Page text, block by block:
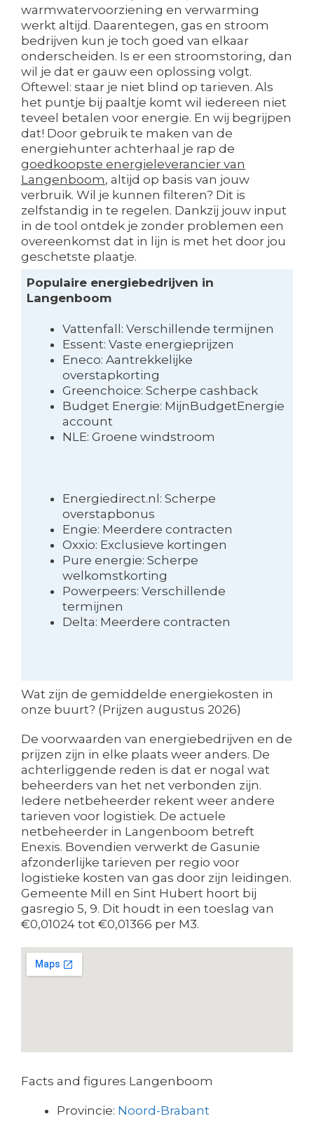
warmwatervoorziening en verwarming
werkt altijd. Daarentegen, gas en stroom
bedrijven kun je toch goed van elkaar
onderscheiden. Is er een stroomstoring, dan
wil je dat er gauw een oplossing volgt.
Oftewel: staar je niet blind op tarieven. Als
het puntje bij paaltje komt wil iedereen niet
teveel betalen voor energie. En wij begrijpen
dat! Door gebruik te maken van de
energiehunter achterhaal je rap de
goedkoopste energieleverancier van
Langenboom, altijd op basis van jouw
verbruik. Wil je kunnen filteren? Dit is
zelfstandig in te regelen. Dankzij jouw input
in de tool ontdek je zonder problemen een
overeenkomst dat in lijn is met het door jou
geschetste plaatje.
Populaire energiebedrijven in
Langenboom
Vattenfall: Verschillende termijnen
Essent: Vaste energieprijzen
Eneco: Aantrekkelijke
overstapkorting
Greenchoice: Scherpe cashback
Budget Energie: MijnBudgetEnergie
account
NLE: Groene windstroom
Energiedirect.nl: Scherpe
overstapbonus
Engie: Meerdere contracten
Oxxio: Exclusieve kortingen
Pure energie: Scherpe
welkomstkorting
Powerpeers: Verschillende
termijnen
Delta: Meerdere contracten
Wat zijn de gemiddelde energiekosten in
onze buurt? (Prijzen augustus 2026)
De voorwaarden van energiebedrijven en de
prijzen zijn in elke plaats weer anders. De
achterliggende reden is dat er nogal wat
beheerders van het net verbonden zijn.
Iedere netbeheerder rekent weer andere
tarieven voor logistiek. De actuele
netbeheerder in Langenboom betreft
Enexis. Bovendien verwerkt de Gasunie
afzonderlijke tarieven per regio voor
logistieke kosten van gas door zijn leidingen.
Gemeente Mill en Sint Hubert hoort bij
gasregio 5, 9. Dit houdt in een toeslag van
€0,01024 tot €0,01366 per M3.
Facts and figures Langenboom
Provincie: Noord-Brabant